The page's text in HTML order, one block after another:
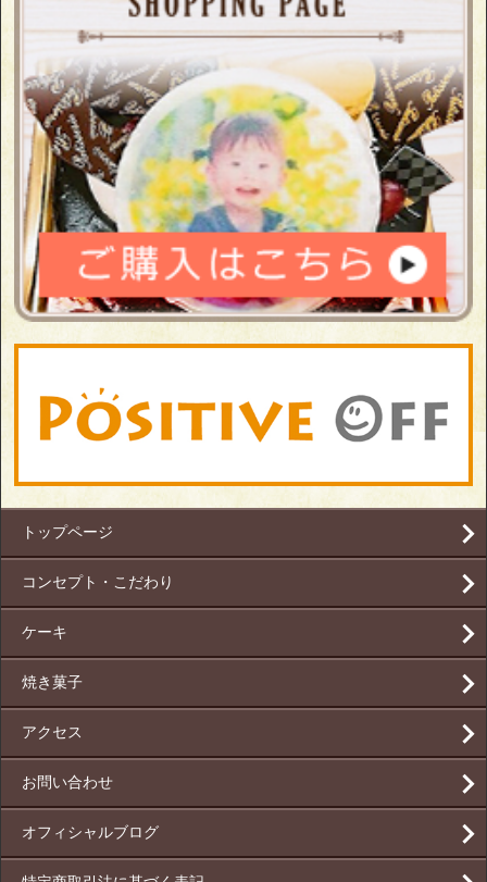
トップページ
コンセプト・こだわり
ケーキ
焼き菓子
アクセス
お問い合わせ
オフィシャルブログ